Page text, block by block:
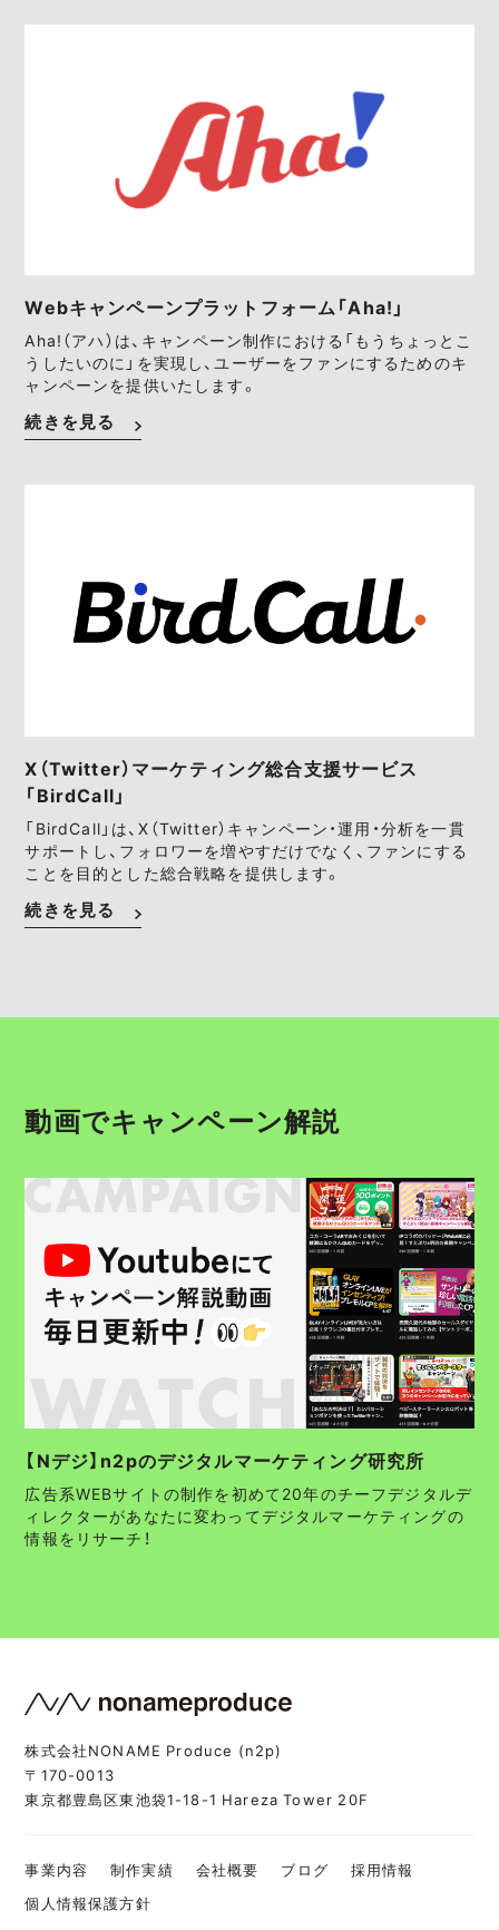
Webキャンペーンプラットフォーム「Aha!」
Aha!（アハ）は、キャンペーン制作における「もうちょっとこ
うしたいのに」を実現し、ユーザーをファンにするためのキ
ャンペーンを提供いたします。
続きを見る
X（Twitter）マーケティング総合支援サービス
「BirdCall」
「BirdCall」は、X（Twitter）キャンペーン・運用・分析を一貫
サポートし、フォロワーを増やすだけでなく、ファンにする
ことを目的とした総合戦略を提供します。
続きを見る
動画でキャンペーン解説
【Nデジ】n2pのデジタルマーケティング研究所
広告系WEBサイトの制作を初めて20年のチーフデジタルデ
ィレクターがあなたに変わってデジタルマーケティングの
情報をリサーチ！
株式会社NONAME Produce (n2p)
〒170-0013
東京都豊島区東池袋1-18-1 Hareza Tower 20F
事業内容 制作実績 会社概要 ブログ
採用情報
個人情報保護方針